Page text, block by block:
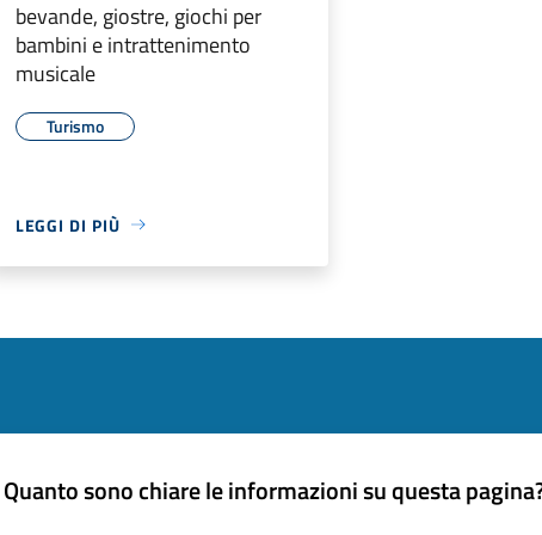
bevande, giostre, giochi per
bambini e intrattenimento
musicale
Turismo
LEGGI DI PIÙ
Quanto sono chiare le informazioni su questa